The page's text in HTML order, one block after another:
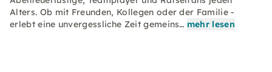
Alters. Ob mit Freunden, Kollegen oder der Familie -
erlebt eine unvergessliche Zeit gemeins… mehr lesen